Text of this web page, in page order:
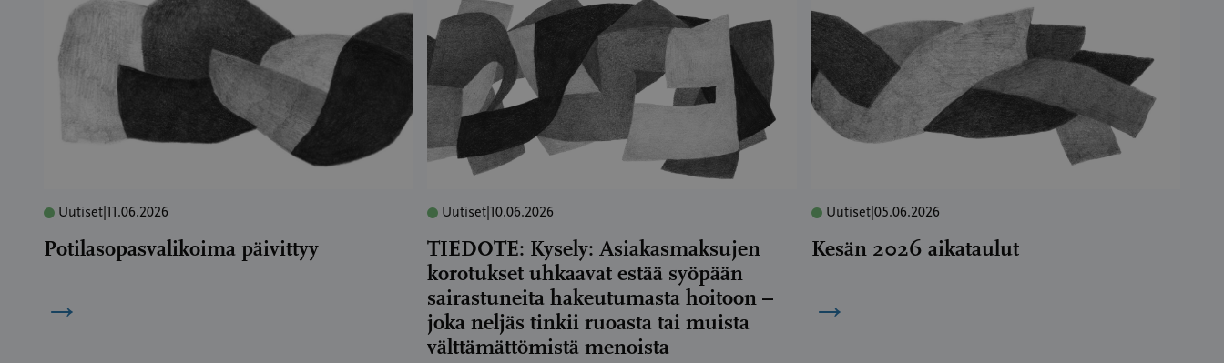
Uutiset 11.06.2026
Potilasopasvalikoima päivittyy
→
Uutiset 10.06.2026
TIEDOTE: Kysely: Asiakasmaksujen
korotukset uhkaavat estää syöpään
sairastuneita hakeutumasta hoitoon –
joka neljäs tinkii ruoasta tai muista
välttämättömistä menoista
Uutiset| 05.06.2026
Kesän 2026 aikataulut
→